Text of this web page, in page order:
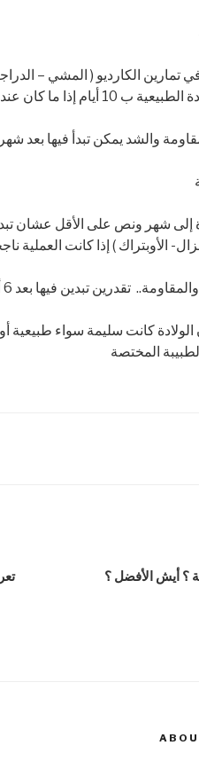
في تمارين الكارديو ( المشي –
كان عندها أي آثار جانبية من الولادة
إلى شهر ونص على الأقل عشان
تقدرين تبدين فيها بعد 6 أشهر من الولادة القيصرية
الولادة كانت سليمة سواء
المختصة
؟ أيش الأفضل ؟